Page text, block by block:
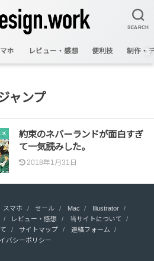
SEARCH
ホ レビュー・感想 便利技 制作・
ャンプ
約束のネバーランドが面白すぎ
て一気読みした。
2018年1月31日
スマホ セール Mac
Illustrator
レビュー・感想
当サイトについて
サイトマップ
連絡フォーム
バシーポリシー